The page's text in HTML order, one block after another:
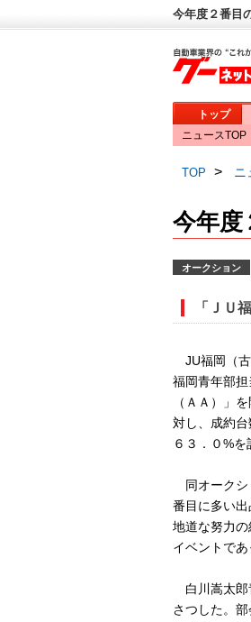
今年度２番目
トップ
ニュースTOP
TOP > ニ
今年度
オークション
「ＪＵ
JU福岡（古
福岡青年部
（ＡＡ）」
対し、成約
６３．０%を
同オークシ
番目に多い
地道な努力
イベントであ
白川嵩太郎
さつした。